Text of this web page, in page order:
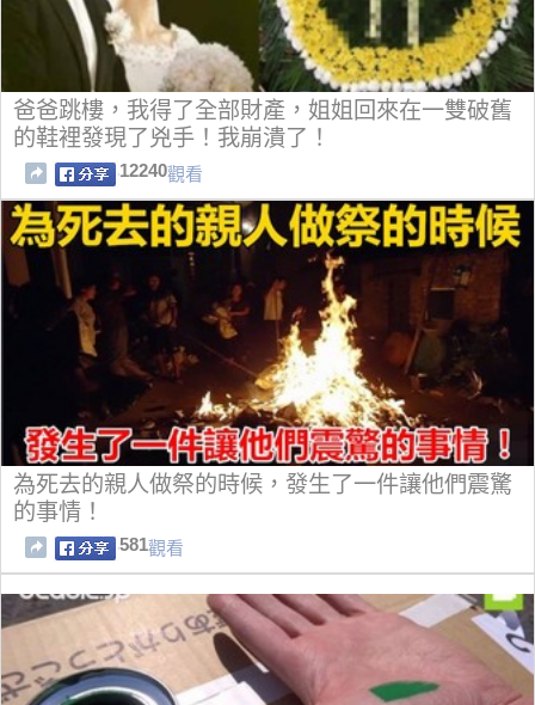
爸爸跳樓，我得了全部財產，姐姐回來在一雙破舊
的鞋裡發現了兇手！我崩潰了！
12240觀看
為死去的親人做祭的時候，發生了一件讓他們震驚
的事情！
581觀看